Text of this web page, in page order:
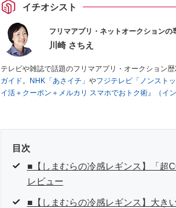
イチオシスト
フリマアプリ・ネットオークションの
川崎 さちえ
テレビや雑誌で話題のフリマアプリ・オークション歴
ガイド。 NHK「あさイチ」 やフジテレビ「ノンストッ
イ活＋クーポン＋メルカリ スマホでおトク術』（イン
■経歴：2003年、夫が子育てをするために、突然会
いた時間でできるオークションに目をつける。しか
を生活の一部に取り入れるべく、「ネットオークシ
た消費税増税の社会においては、ネットオークショ
点でユーザーとして参加中。
目次
■【しまむらの冷感レギンス】「超
レビュー
■【しまむらの冷感レギンス】大き